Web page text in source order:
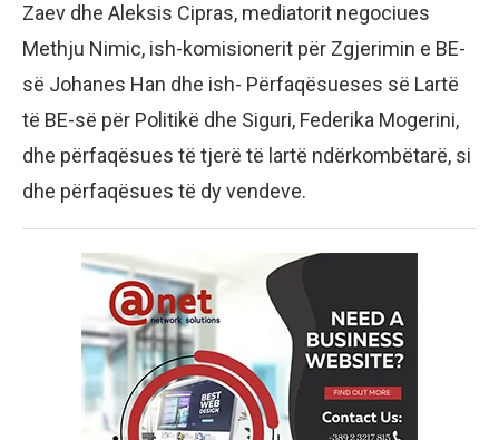
Zaev dhe Aleksis Cipras, mediatorit negociues
Methju Nimic, ish-komisionerit për Zgjerimin e BE-
së Johanes Han dhe ish- Përfaqësueses së Lartë
të BE-së për Politikë dhe Siguri, Federika Mogerini,
dhe përfaqësues të tjerë të lartë ndërkombëtarë, si
dhe përfaqësues të dy vendeve.